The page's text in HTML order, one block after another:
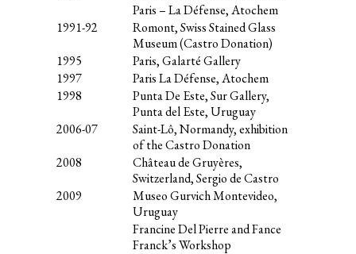
Paris – La Défense, Atochem
1991-92
Romont, Swiss Stained Glass
Museum (Castro Donation)
1995
Paris, Galarté Gallery
1997
Paris La Défense, Atochem
1998
Punta De Este, Sur Gallery,
Punta del Este, Uruguay
2006-07
Saint-Lô, Normandy, exhibition
of the Castro Donation
2008
Château de Gruyères,
Switzerland, Sergio de Castro
2009
Museo Gurvich Montevideo,
Uruguay
Francine Del Pierre and Fance
Franck’s Workshop